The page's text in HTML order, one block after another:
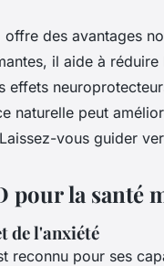
offre des avantages
il aide à
effets
naturelle peut
vous guider
pour la santé
de l'anxiété
reconnu pour ses